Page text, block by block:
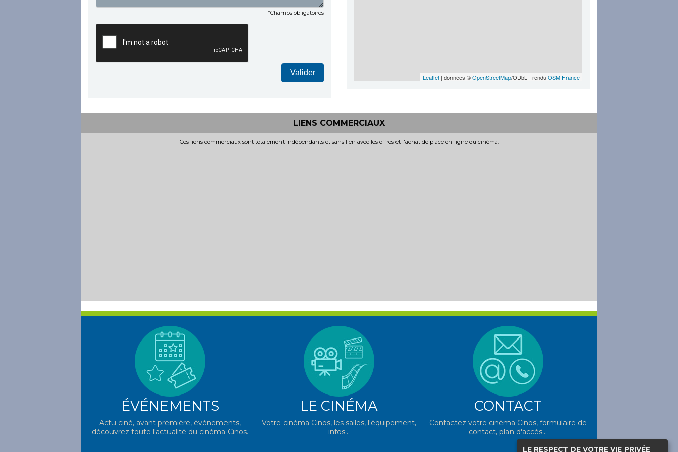
LE RESPECT DE VOTRE VIE PRIVÉE
*Champs obligatoires
Valider
Leaflet | données ©OpenStreetMap/ODbL - renduOSM France
LIENS COMMERCIAUX
Ces liens commerciaux sont totalement indépendants et sans lien avec les offres et l'achat de place en ligne du cinéma.
ÉVÉNEMENTS
Actu ciné, avant première, évènements,
découvrez toute l'actualité du cinéma Cinos.
LE CINÉMA
Votre cinéma Cinos, les salles, l'équipement,
infos...
CONTACT
Contactez votre cinéma Cinos, formulaire de
contact, plan d'accès...